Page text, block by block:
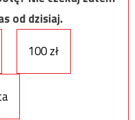
od dzisiaj.
100 zł